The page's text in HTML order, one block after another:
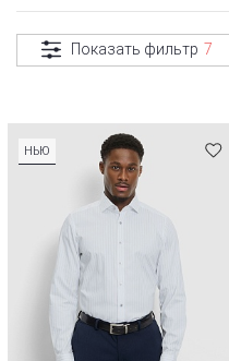
Показать фильтр 7
НЬЮ